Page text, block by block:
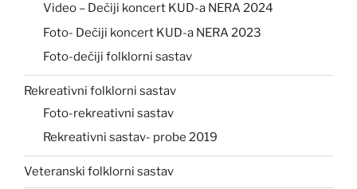
Video – Dečiji koncert KUD-a NERA 2024
Foto- Dečiji koncert KUD-a NERA 2023
Foto-dečiji folklorni sastav
Rekreativni folklorni sastav
Foto-rekreativni sastav
Rekreativni sastav- probe 2019
Veteranski folklorni sastav